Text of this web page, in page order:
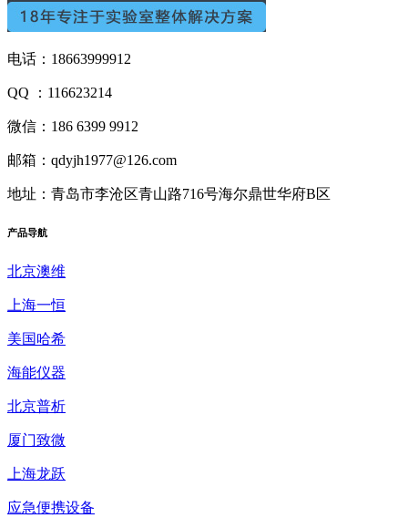
电话：18663999912
QQ ：116623214
微信：186 6399 9912
邮箱：qdyjh1977@126.com
地址：青岛市李沧区青山路716号海尔鼎世华府B区
产品导航
北京澳维
上海一恒
美国哈希
海能仪器
北京普析
厦门致微
上海龙跃
应急便携设备